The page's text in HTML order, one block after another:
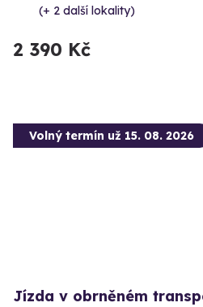
(+ 2 další lokality)
2 390 Kč
Volný termín už 15. 08. 2026
Jízda v obrněném